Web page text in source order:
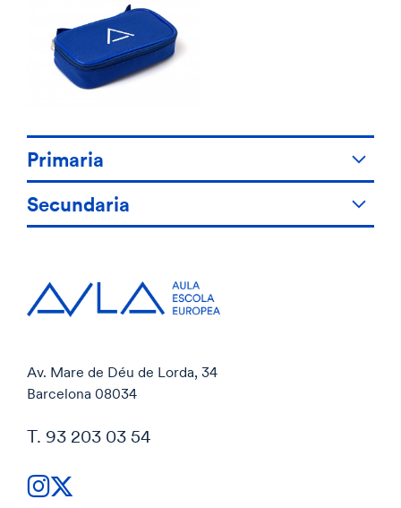
Primaria
Secundaria
Av. Mare de Déu de Lorda, 34
Barcelona 08034
T. 93 203 03 54